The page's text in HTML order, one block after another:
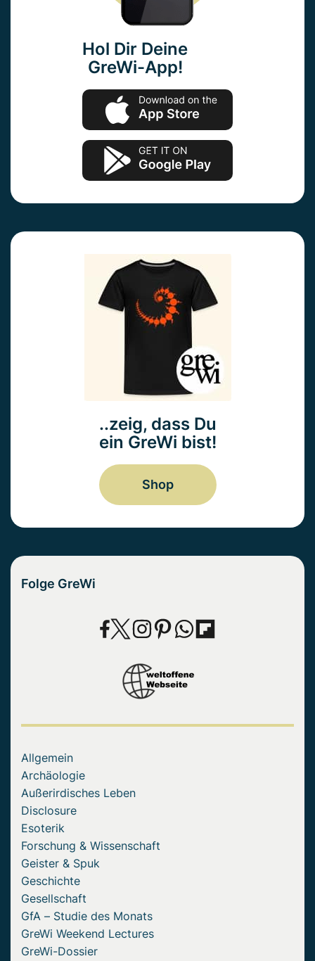
Hol Dir Deine
GreWi-App!
..zeig, dass Du
ein GreWi bist!
Shop
Folge GreWi
Allgemein
Archäologie
Außerirdisches Leben
Disclosure
Esoterik
Forschung & Wissenschaft
Geister & Spuk
Geschichte
Gesellschaft
GfA – Studie des Monats
GreWi Weekend Lectures
GreWi-Dossier